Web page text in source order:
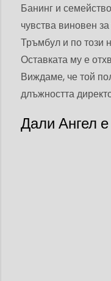
Банинг и
чувства виновен
Тръмбул и по този
Оставката му е
Виждаме, че той
длъжността
Дали Ангел